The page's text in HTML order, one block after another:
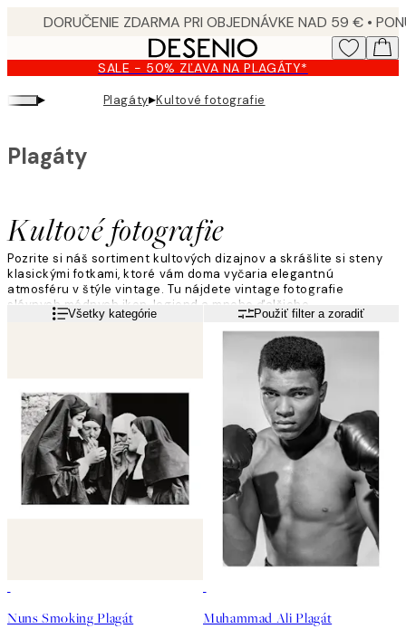
content.
SALE - 50% ZĽAVA NA PLAGÁTY*
▸ Plagáty▸Kultové fotografie
Kultové fotografie
Plagáty
Pozrite si náš sortiment kultových dizajnov a skrášlite si steny
klasickými fotkami, ktoré vám doma vyčaria elegantnú
atmosféru v štýle vintage. Tu nájdete vintage fotografie
slávnych módnych ikon, legiend a mnoho ďalšieho.
Viac informáciíVšetky kategórie Použiť filter a zoradiť
Nuns Smoking Plagát Muhammad Ali Plagát